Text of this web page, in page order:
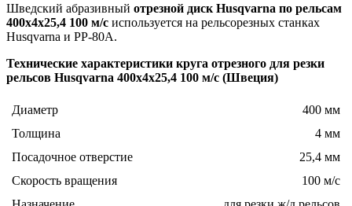
Шведский абразивный отрезной диск Husqvarna по рельсам
400х4х25,4 100 м/с используется на рельсорезных станках
Husqvarna и РР-80А.
Технические характеристики круга отрезного для резки
рельсов Husqvarna 400х4х25,4 100 м/с (Швеция)
Диаметр
400 мм
Толщина
4 мм
Посадочное отверстие
25,4 мм
Скорость вращения
100 м/с